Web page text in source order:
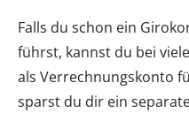
Falls du schon ein
führst, kannst du bei
als Verrechnungskonto
sparst du dir ein